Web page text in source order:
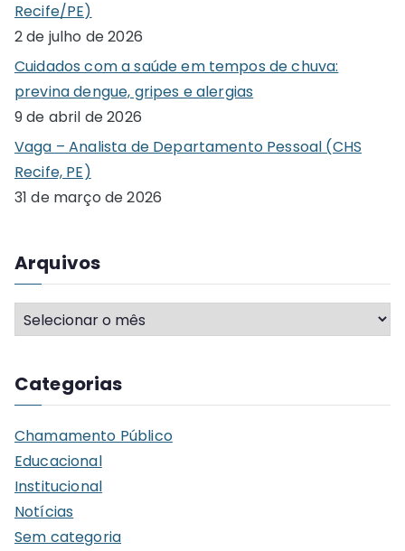
Recife/PE)
2 de julho de 2026
Cuidados com a saúde em tempos de chuva:
previna dengue, gripes e alergias
9 de abril de 2026
Vaga – Analista de Departamento Pessoal (CHS
Recife, PE)
31 de março de 2026
Arquivos
A
r
u
v
o
s
Categorias
Chamamento Público
Educacional
Institucional
Notícias
Sem categoria